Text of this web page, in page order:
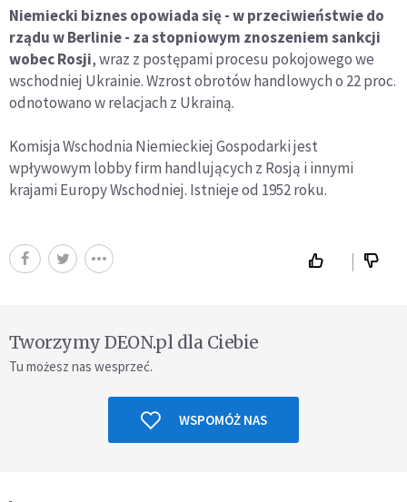
Niemiecki biznes opowiada się - w przeciwieństwie do
rządu w Berlinie - za stopniowym znoszeniem sankcji
wobec Rosji, wraz z postępami procesu pokojowego we
wschodniej Ukrainie. Wzrost obrotów handlowych o 22 proc.
odnotowano w relacjach z Ukrainą.
Komisja Wschodnia Niemieckiej Gospodarki jest
wpływowym lobby firm handlujących z Rosją i innymi
krajami Europy Wschodniej. Istnieje od 1952 roku.
Tworzymy DEON.pl dla Ciebie
Tu możesz nas wesprzeć.
WSPOMÓŻ NAS